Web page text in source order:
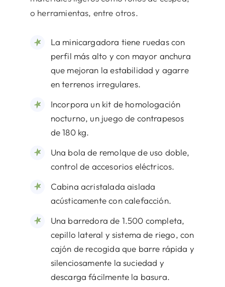
o herramientas, entre otros.
La minicargadora tiene ruedas con
perfil más alto y con mayor anchura
que mejoran la estabilidad y agarre
en terrenos irregulares.
Incorpora un kit de homologación
nocturno, un juego de contrapesos
de 180 kg.
Una bola de remolque de uso doble,
control de accesorios eléctricos.
Cabina acristalada aislada
acústicamente con calefacción.
Una barredora de 1.500 completa,
cepillo lateral y sistema de riego, con
cajón de recogida que barre rápida y
silenciosamente la suciedad y
descarga fácilmente la basura.